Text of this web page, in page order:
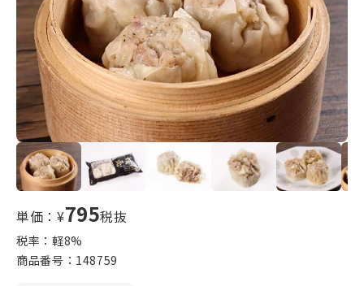
単価：¥795税抜
税率：軽8%
商品番号： 148759